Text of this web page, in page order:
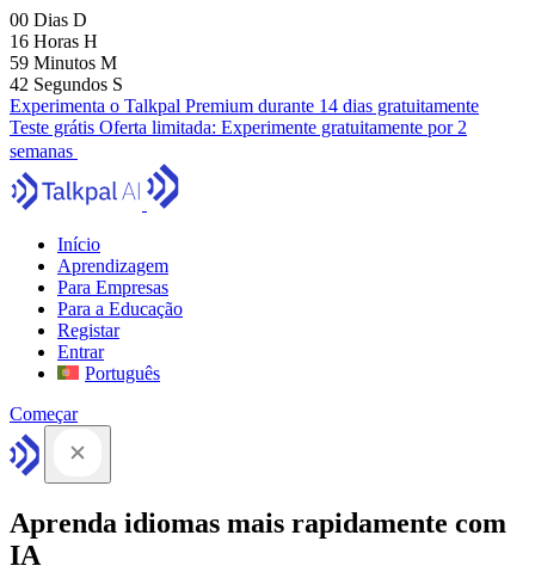
00 Dias D
16 Horas H
59 Minutos M
41 Segundos S
Experimenta o Talkpal Premium durante 14 dias gratuitamente
Teste grátis Oferta limitada: Experimente gratuitamente por 2
semanas
Início
Aprendizagem
Para Empresas
Para a Educação
Registar
Entrar
Português
Começar
Aprenda idiomas mais rapidamente com
IA